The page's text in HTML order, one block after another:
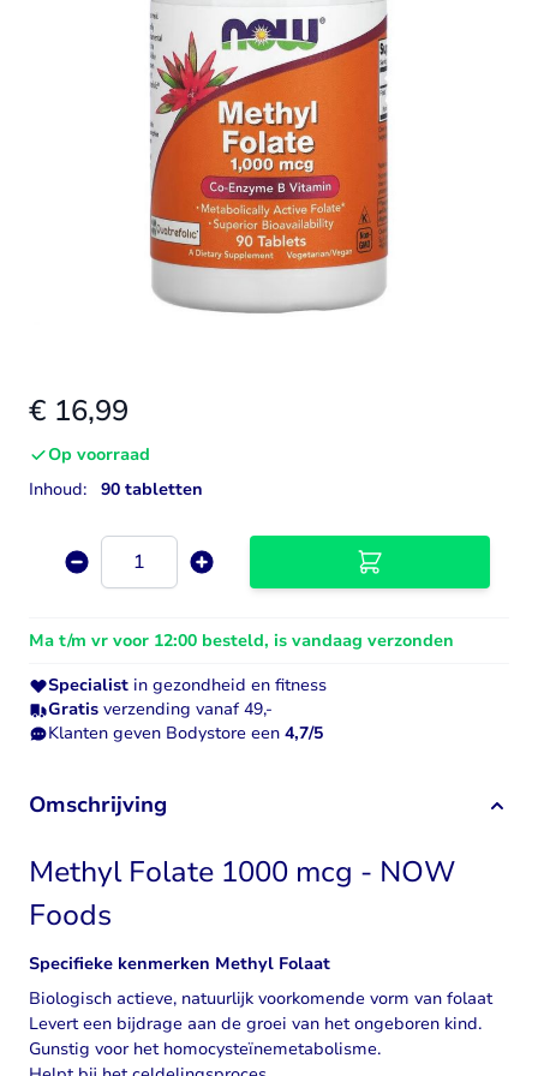
€ 16,99
Op voorraad
Inhoud:
90 tabletten
Aantal
Ma t/m vr voor 12:00 besteld, is vandaag verzonden
Specialist in gezondheid en fitness
Gratis verzending vanaf 49,-
Klanten geven Bodystore een 4,7/5
Omschrijving
Methyl Folate 1000 mcg - NOW
Foods
Specifieke kenmerken Methyl Folaat
Biologisch actieve, natuurlijk voorkomende vorm van folaat
Levert een bijdrage aan de groei van het ongeboren kind.
Gunstig voor het homocysteïnemetabolisme.